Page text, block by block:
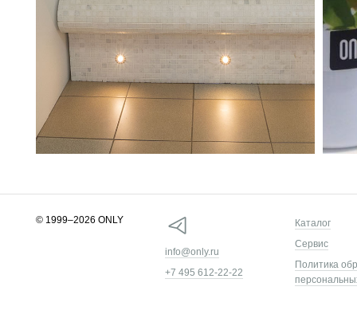
© 1999–2026 ONLY
info@only.ru
+7 495 612-22-22
Каталог
Сервис
Политика